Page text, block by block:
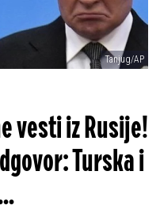
Tanjug/AP
vesti iz Rusije!
Turska i